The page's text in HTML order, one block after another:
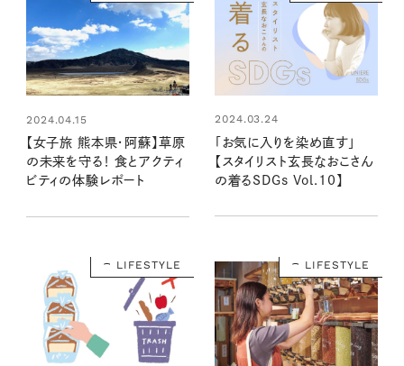
2024.04.15
【女子旅 熊本県・阿蘇】草原
の未来を守る！ 食とアクティ
ビティの体験レポート
2024.03.24
「お気に入りを染め直す」
【スタイリスト玄長なおこさん
の着るSDGs Vol.10】
LIFESTYLE LIFESTYLE